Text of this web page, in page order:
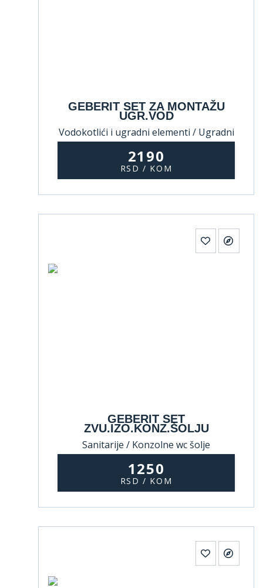
GEBERIT SET ZA MONTAŽU
UGR.VOD
Vodokotlići i ugradni elementi / Ugradni
2190
RSD / KOM
GEBERIT SET
ZVU.IZO.KONZ.ŠOLJU
Sanitarije / Konzolne wc šolje
1250
RSD / KOM